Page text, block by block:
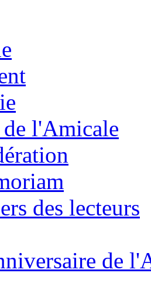
l'Amicale
des lecteurs
de